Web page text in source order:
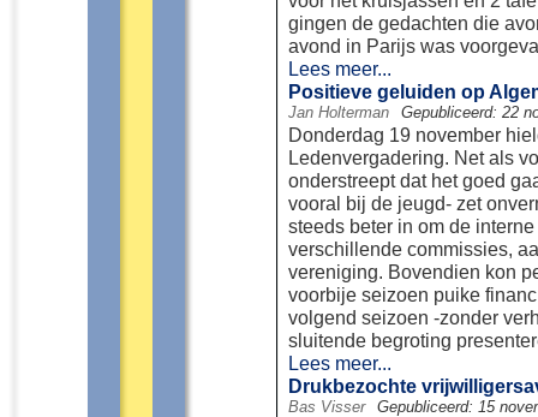
gingen de gedachten die
avond in Parijs was
Lees meer...
Positieve geluiden op
Jan Holterman Gepubliceerd: 22
Donderdag 19 november
Ledenvergadering. Net als
onderstreept dat het goed
vooral bij de jeugd- zet
steeds beter in om de
verschillende commissies,
vereniging. Bovendien kon
voorbije seizoen puike
volgend seizoen -zonder
sluitende begroting
Lees meer...
Drukbezochte
Bas Visser Gepubliceerd: 15